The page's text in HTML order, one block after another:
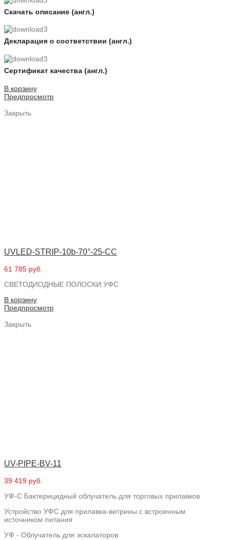
Скачать описание (англ.)
Декларация о соответствии (англ.)
Сертификат качества (англ.)
В корзину
Предпросмотр
Закрыть
UVLED-STRIP-10b-70°-25-CC
61 785 руб.
СВЕТОДИОДНЫЕ ПОЛОСКИ УФС
В корзину
Предпросмотр
Закрыть
UV-PIPE-BV-11
39 419 руб.
УФ-С Бактерицидный облучатель для торговых прилавков
Устройство УФС для прилавка-витрины с встроенным
источником питания
УФ - Облучатель для эскалаторов